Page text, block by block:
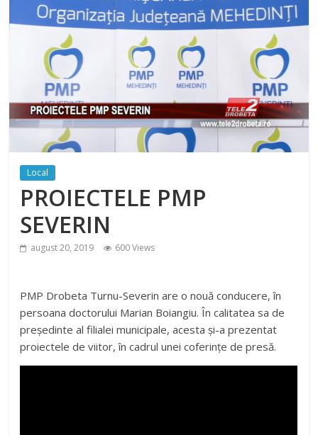
Local
PROIECTELE PMP
SEVERIN
august 20, 2019 600 Views
PMP Drobeta Turnu-Severin are o nouă conducere, în
persoana doctorului Marian Boiangiu. În calitatea sa de
președinte al filialei municipale, acesta și-a prezentat
proiectele de viitor, în cadrul unei coferințe de presă.